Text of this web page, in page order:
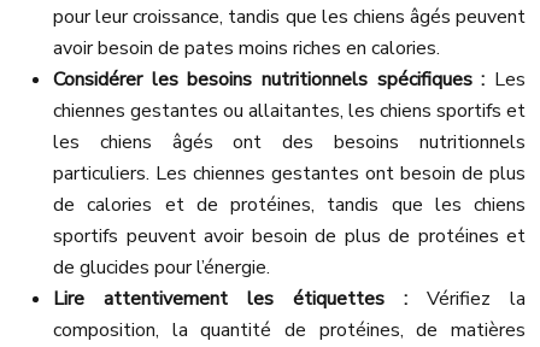
pour leur croissance, tandis que les chiens âgés peuvent
avoir besoin de pates moins riches en calories.
Considérer les besoins nutritionnels spécifiques : Les
chiennes gestantes ou allaitantes, les chiens sportifs et
les chiens âgés ont des besoins nutritionnels
particuliers. Les chiennes gestantes ont besoin de plus
de calories et de protéines, tandis que les chiens
sportifs peuvent avoir besoin de plus de protéines et
de glucides pour l’énergie.
Lire attentivement les étiquettes : Vérifiez la
composition, la quantité de protéines, de matières